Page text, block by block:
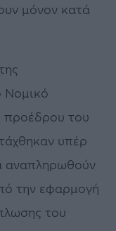
μόνον κατά
Νομικό
προέδρου του
υπέρ
αναπληρωθούν
την εφαρμογή
του